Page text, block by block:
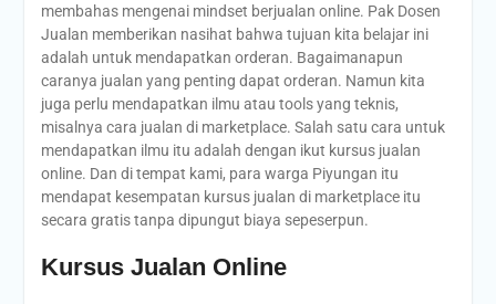
membahas mengenai mindset berjualan online. Pak Dosen
Jualan memberikan nasihat bahwa tujuan kita belajar ini
adalah untuk mendapatkan orderan. Bagaimanapun
caranya jualan yang penting dapat orderan. Namun kita
juga perlu mendapatkan ilmu atau tools yang teknis,
misalnya cara jualan di marketplace. Salah satu cara untuk
mendapatkan ilmu itu adalah dengan ikut kursus jualan
online. Dan di tempat kami, para warga Piyungan itu
mendapat kesempatan kursus jualan di marketplace itu
secara gratis tanpa dipungut biaya sepeserpun.
Kursus Jualan Online